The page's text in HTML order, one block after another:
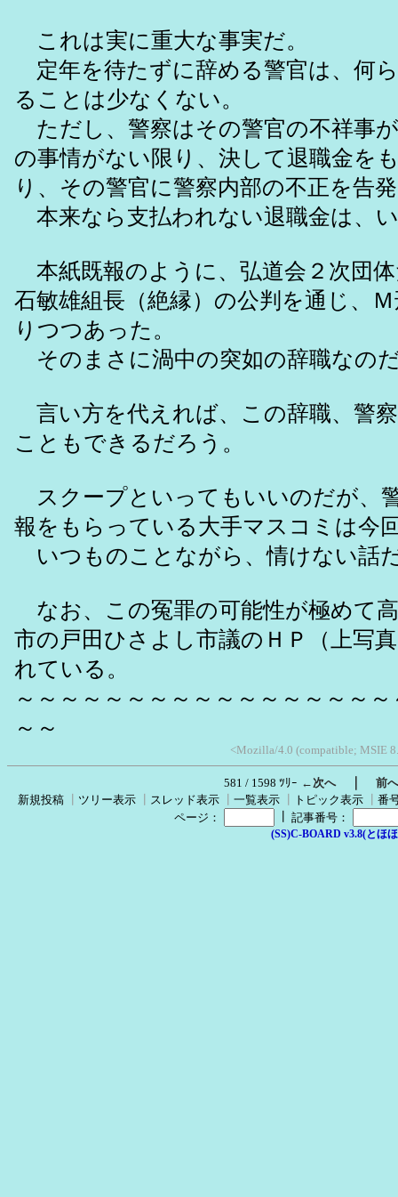
これは実に重大な事実だ。
定年を待たずに辞める警官は、何
ることは少なくない。
ただし、警察はその警官の不祥事
の事情がない限り、決して退職金を
り、その警官に警察内部の不正を告
本来なら支払われない退職金は、
本紙既報のように、弘道会２次団
石敏雄組長（絶縁）の公判を通じ、
りつつあった。
そのまさに渦中の突如の辞職なの
言い方を代えれば、この辞職、警
こともできるだろう。
スクープといってもいいのだが、
報をもらっている大手マスコミは今
いつものことながら、情けない話
なお、この冤罪の可能性が極めて
市の戸田ひさよし市議のＨＰ（上写
れている。
～～～～～～～～～～～～～～～～
～～
<Mozilla/4.0 (compatible; MSIE
581 / 1598 ﾂﾘｰ ←次へ｜ 前
新規投稿
ツリー表示 スレッド表示 一覧表示 トピック表示
番
ページ：
記事番号：
(SS)C-BOARD v3.8(とほ